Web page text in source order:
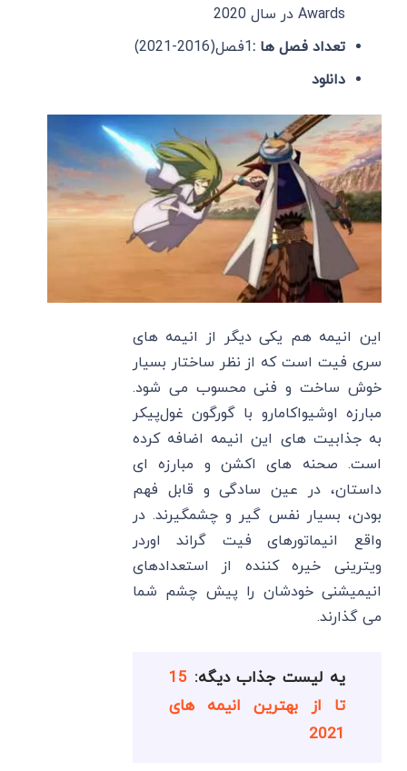
Awards در سال 2020
تعداد فصل ها :1فصل(2016-2021)
دانلود
این انیمه هم یکی دیگر از انیمه های
سری فیت است که از نظر ساختار بسیار
خوش ساخت و فنی محسوب می شود.
مبارزه اوشیواکامارو با گورگون غول‌پیکر
به جذابیت های این انیمه اضافه کرده
است. صحنه های اکشن و مبارزه ای
داستان، در عین سادگی و قابل فهم
بودن، بسیار نفس گیر و چشمگیرند. در
واقع انیماتورهای فیت گراند اوردر
ویترینی خیره کننده از استعدادهای
انیمیشنی خودشان را پیش چشم شما
می گذارند.
یه لیست جذاب دیگه:15
تا از بهترین انیمه های
2021